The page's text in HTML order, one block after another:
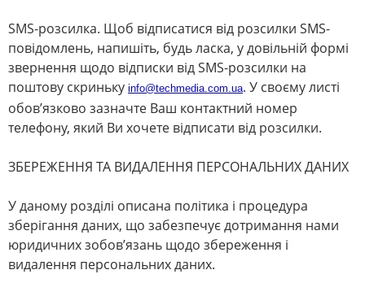
SMS-розсилка. Щоб відписатися від розсилки SMS-
повідомлень, напишіть, будь ласка, у довільній формі
звернення щодо відписки від SMS-розсилки на
поштову скриньку info@techmedia.com.ua. У своєму листі
обов’язково зазначте Ваш контактний номер
телефону, який Ви хочете відписати від розсилки.
ЗБЕРЕЖЕННЯ ТА ВИДАЛЕННЯ ПЕРСОНАЛЬНИХ ДАНИХ
У даному розділі описана політика і процедура
зберігання даних, що забезпечує дотримання нами
юридичних зобов’язань щодо збереження і
видалення персональних даних.